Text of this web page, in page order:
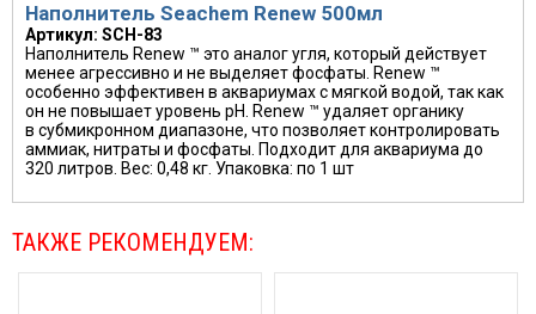
Наполнитель Seachem Renew 500мл
Артикул: SCH-83
Наполнитель Renew ™ это аналог угля, который действует
менее агрессивно и не выделяет фосфаты. Renew ™
особенно эффективен в аквариумах с мягкой водой, так как
он не повышает уровень pH. Renew ™ удаляет органику
в субмикронном диапазоне, что позволяет контролировать
аммиак, нитраты и фосфаты. Подходит для аквариума до
320 литров. Вес: 0,48 кг. Упаковка: по 1 шт
ТАКЖЕ РЕКОМЕНДУЕМ: